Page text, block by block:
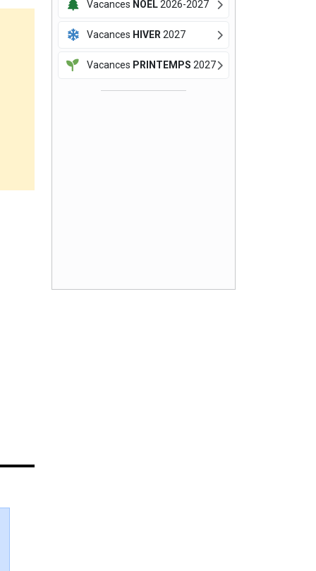
Vacances NOËL2026-2027
Vacances HIVER 2027
Vacances PRINTEMPS 2027